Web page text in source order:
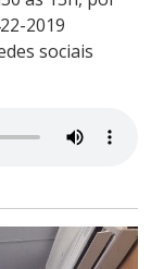
2019
sociais